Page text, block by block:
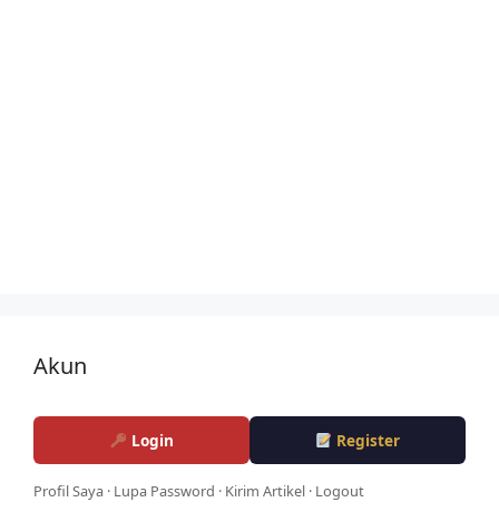
Akun
Login Register
Profil Saya · Lupa Password · Kirim Artikel · Logout